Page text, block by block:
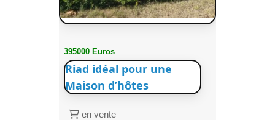
395000 Euros
Riad idéal pour une
Maison d’hôtes
en vente